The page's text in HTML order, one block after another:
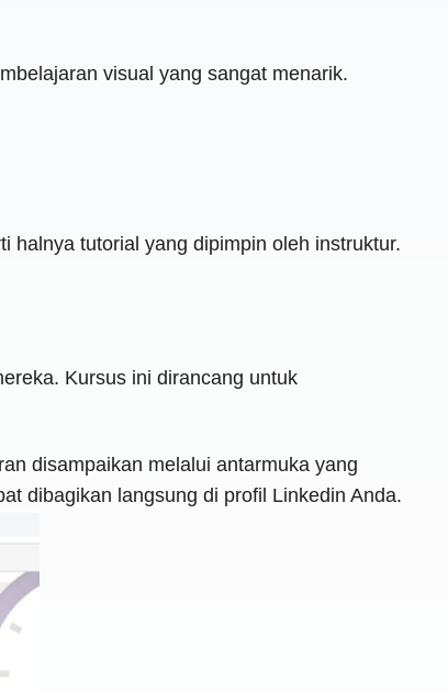
visual yang sangat menarik.
halnya tutorial yang dipimpin oleh instruktur.
Kursus ini dirancang untuk
disampaikan melalui antarmuka yang
dibagikan langsung di profil Linkedin Anda.